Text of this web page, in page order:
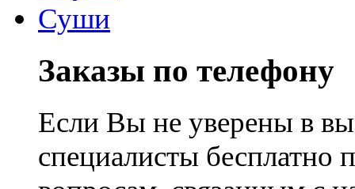
Суши
Заказы по телефону
Если Вы не уверены в
специалисты